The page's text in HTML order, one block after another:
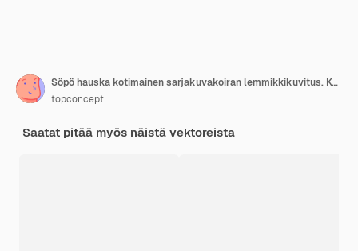
Söpö hauska kotimainen sarjakuvakoiran lemmikkikuvitus. Koiranpentu lemmikkieläinhahmoja. Karvaisia ihmisystäviä kotona onnellisia eläimiä.
topconcept
Saatat pitää myös näistä vektoreista